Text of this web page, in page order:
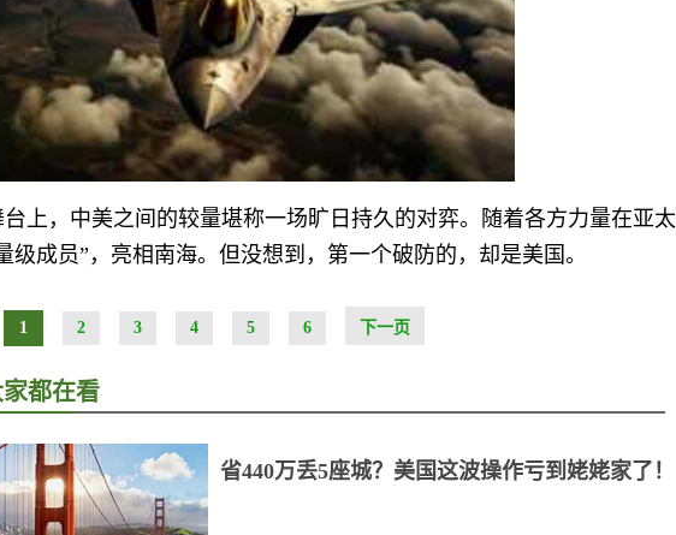
上，中美之间的较量堪称一场旷日持久的对弈。随着各方力量在亚太
级成员”，亮相南海。但没想到，第一个破防的，却是美国。
1 2 3 4 5 6 下一页
都在看
省440万丢5座城？美国这波操作亏到姥姥家了！